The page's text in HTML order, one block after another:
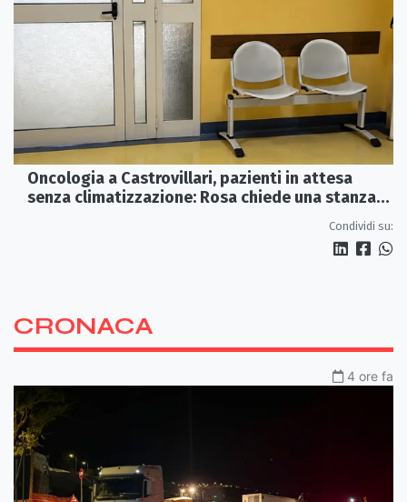
Oncologia a Castrovillari, pazienti in attesa
senza climatizzazione: Rosa chiede una stanza
Condividi su:
CRONACA
4 ore fa